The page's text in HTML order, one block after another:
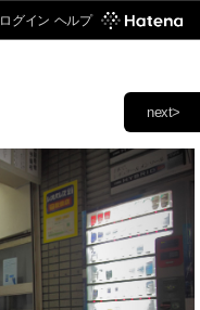
ログイン ヘルプ
next>